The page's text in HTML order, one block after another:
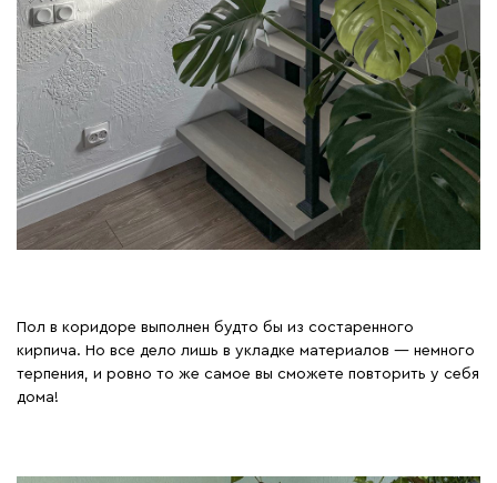
Пол в коридоре выполнен будто бы из состаренного
кирпича. Но все дело лишь в укладке материалов — немного
терпения, и ровно то же самое вы сможете повторить у себя
дома!